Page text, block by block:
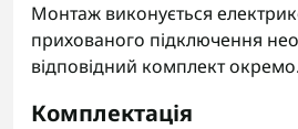
Монтаж виконується
прихованого підключення
відповідний комплект окремо.
Комплектація